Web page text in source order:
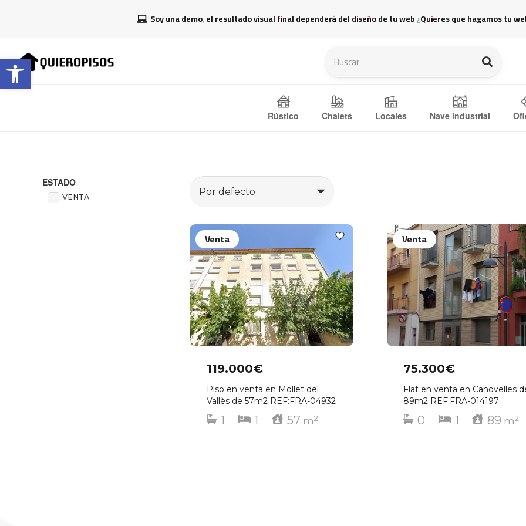
Abrir barra de herramientas
Soy una demo, el resultado visual final dependerá del diseño de tu web ¿Quieres que hagamos tu
Rústico Chalets Locales Nave industrial
ESTADO
VENTA
119.000€
Piso en venta en Mollet del
Vallès de 57m2 REF:FRA-04932
1 1 57 m2
Venta
75.300€
Flat en venta en Canovelles
89m2 REF:FRA-014197
0 1 89 m2
Venta